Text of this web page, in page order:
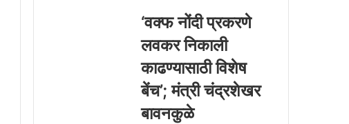
‘वक्फ नोंदी प्रकरणे
लवकर निकाली
काढण्यासाठी विशेष
बेंच’; मंत्री चंद्रशेखर
बावनकुळे